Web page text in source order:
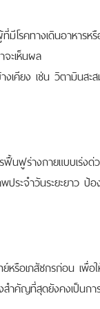
มีโรคทางเดินอาหาร
จะเห็นผล
เคียง เช่น วิตามินสะ
ฟื้นฟูร่างกายแบบเร่
ประจำวันระยะยาว ป้
หรือเภสัชกรก่อน เพื่
สำคัญที่สุดยังคงเป็น